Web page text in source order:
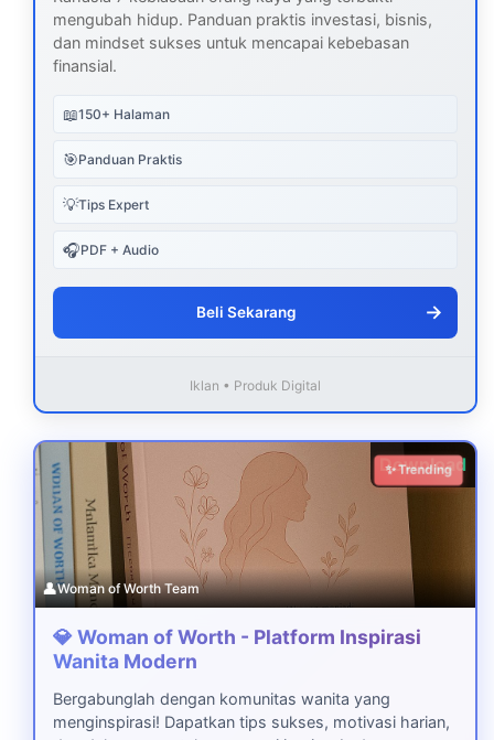
mengubah hidup. Panduan praktis investasi, bisnis,
dan mindset sukses untuk mencapai kebebasan
finansial.
📖150+ Halaman
🎯Panduan Praktis
💡Tips Expert
🎧PDF + Audio
Beli Sekarang →
Iklan • Produk Digital
Download
✨ Trending
👤Woman of Worth Team
💎 Woman of Worth - Platform Inspirasi
Wanita Modern
Bergabunglah dengan komunitas wanita yang
menginspirasi! Dapatkan tips sukses, motivasi harian,